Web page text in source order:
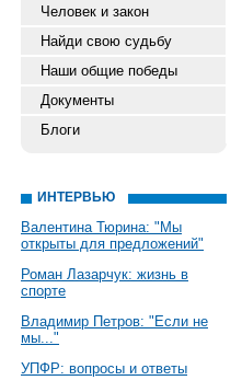
Человек и закон
Найди свою судьбу
Наши общие победы
Документы
Блоги
ИНТЕРВЬЮ
Валентина Тюрина: "Мы
открыты для предложений"
Роман Лазарчук: жизнь в
спорте
Владимир Петров: "Если не
мы..."
УПФР: вопросы и ответы